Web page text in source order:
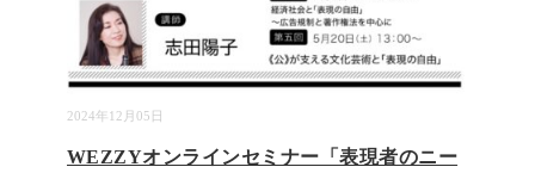
2024年12月05日
WEZZYオンラインセミナー「表現者のニー